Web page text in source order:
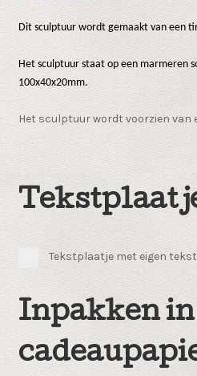
Dit sculptuur wordt gemaakt van een
Het sculptuur staat op een marmeren
100x40x20mm.
Het sculptuur wordt voorzien van
Tekstplaatje met eigen tekst
Inpakken in